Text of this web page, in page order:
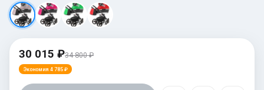
30 015 ₽34 800 ₽
Экономия 4 785 ₽